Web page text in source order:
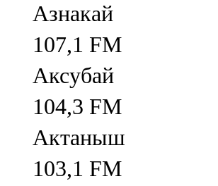
Азнакай
107,1 FM
Аксубай
104,3 FM
Актаныш
103,1 FM